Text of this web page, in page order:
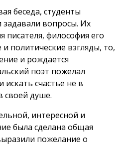
беседа, студенты
вопросы. Их
писателя, философия его
политические взгляды, то,
и рождается
поэт пожелал
искать счастье не в
своей душе.
интересной и
была сделана общая
пожелание о